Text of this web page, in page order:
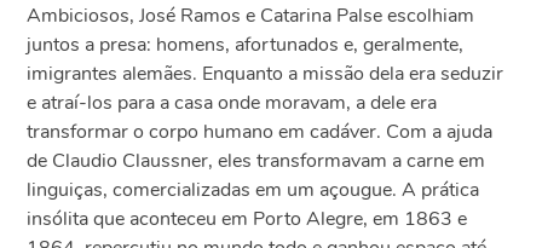
Ambiciosos, José Ramos e Catarina Palse escolhiam
juntos a presa: homens, afortunados e, geralmente,
imigrantes alemães. Enquanto a missão dela era seduzir
e atraí-los para a casa onde moravam, a dele era
transformar o corpo humano em cadáver. Com a ajuda
de Claudio Claussner, eles transformavam a carne em
linguiças, comercializadas em um açougue. A prática
insólita que aconteceu em Porto Alegre, em 1863 e